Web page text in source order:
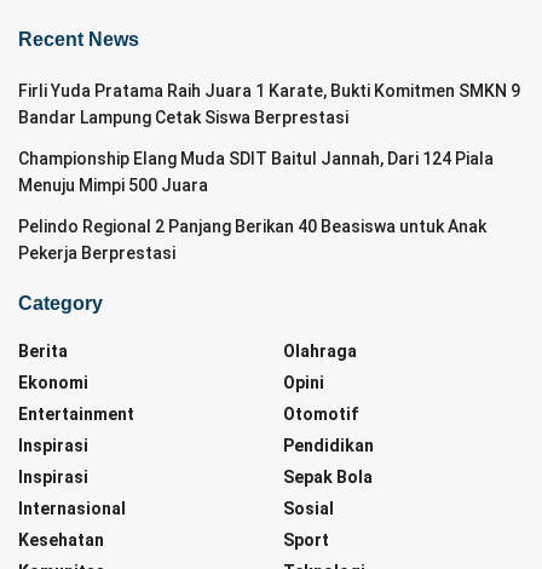
Recent News
Firli Yuda Pratama Raih Juara 1 Karate, Bukti Komitmen SMKN 9
Bandar Lampung Cetak Siswa Berprestasi
Championship Elang Muda SDIT Baitul Jannah, Dari 124 Piala
Menuju Mimpi 500 Juara
Pelindo Regional 2 Panjang Berikan 40 Beasiswa untuk Anak
Pekerja Berprestasi
Category
Berita
Ekonomi
Entertainment
Inspirasi
Inspirasi
Internasional
Kesehatan
Olahraga
Opini
Otomotif
Pendidikan
Sepak Bola
Sosial
Sport